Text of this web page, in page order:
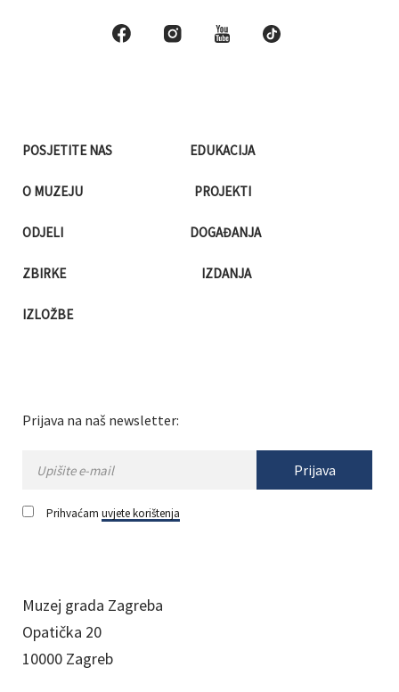
POSJETITE NAS
O MUZEJU
ODJELI
ZBIRKE
IZLOŽBE
EDUKACIJA
PROJEKTI
DOGAĐANJA
IZDANJA
Prijava na naš newsletter:
Prijava
Prihvaćam uvjete korištenja
Muzej grada Zagreba
Opatička 20
10000 Zagreb